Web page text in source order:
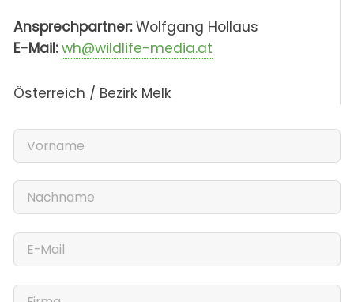
Ansprechpartner:Wolfgang Hollaus
E-Mail: wh@wildlife-media.at
Österreich / Bezirk Melk